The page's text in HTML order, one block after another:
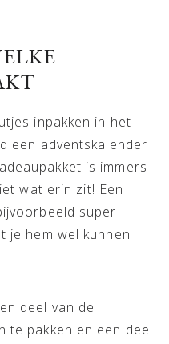
inpakken in het
een adventskalender
is immers
wat erin zit! Een
super
je hem wel kunnen
deel van de
te pakken en een deel